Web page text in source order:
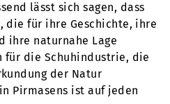
lässt sich sagen, dass
die für ihre Geschichte, ihre
ihre naturnahe Lage
für die Schuhindustrie, die
der Natur
Pirmasens ist auf jeden